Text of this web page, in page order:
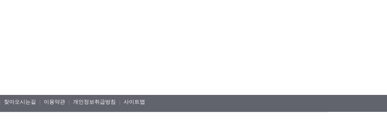
찾아오시는길 이용약관 개인정보취급방침 사이트맵